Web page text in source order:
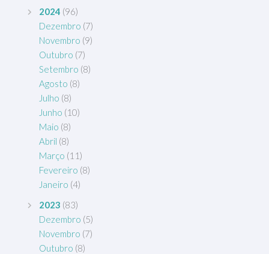
2024 (96)
Dezembro (7)
Novembro (9)
Outubro (7)
Setembro (8)
Agosto (8)
Julho (8)
Junho (10)
Maio (8)
Abril (8)
Março (11)
Fevereiro (8)
Janeiro (4)
2023 (83)
Dezembro (5)
Novembro (7)
Outubro (8)